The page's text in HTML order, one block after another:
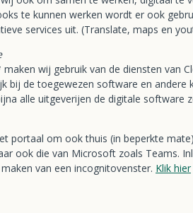
te kunnen werken wordt er ook
services uit. (Translate, maps en
maken wij gebruik van de diensten van
bij de toegewezen software en
alle uitgeverijen de digitale software
portaal om ook thuis (in beperkte
ook die van Microsoft zoals Teams.
van een incognitovenster. Klik hier